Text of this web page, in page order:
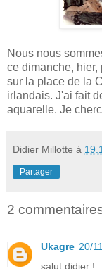
Nous nous
ce dimanche, hier,
sur la place de la
irlandais. J'ai fait
aquarelle. Je
Didier Millotte à
Partager
2
Ukagre 20/
salut didier !